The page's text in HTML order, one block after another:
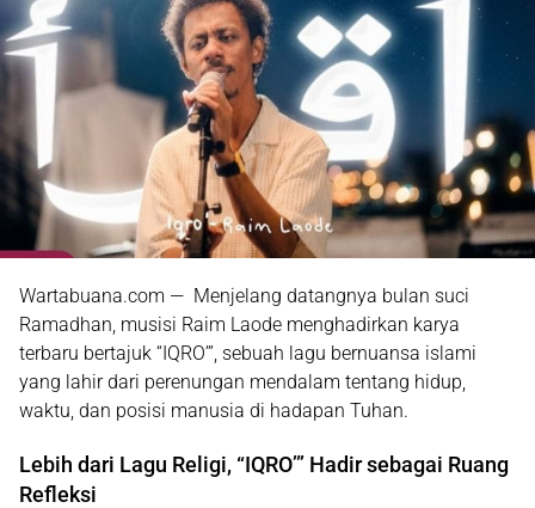
Wartabuana.com — Menjelang datangnya bulan suci
Ramadhan, musisi Raim Laode menghadirkan karya
terbaru bertajuk “IQRO’” , sebuah lagu bernuansa islami
yang lahir dari perenungan mendalam tentang hidup,
waktu, dan posisi manusia di hadapan Tuhan.
Lebih dari Lagu Religi, “IQRO’” Hadir sebagai Ruang
Refleksi